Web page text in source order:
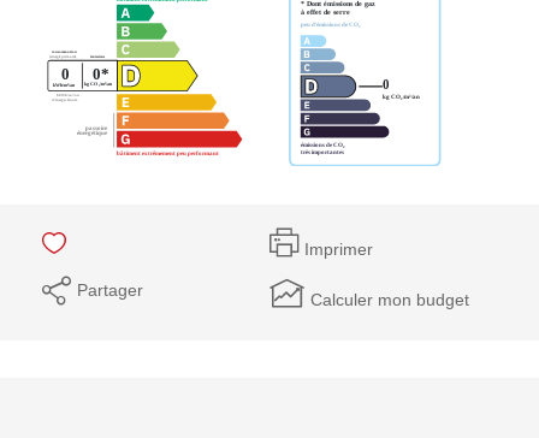
Imprimer
Partager Calculer mon budget